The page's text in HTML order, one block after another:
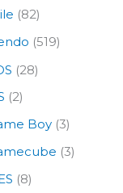
(82)
(519)
(28)
(2)
Boy (3)
(3)
(8)